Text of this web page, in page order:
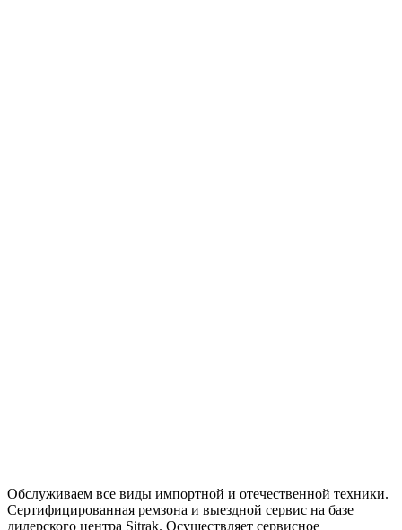
Обслуживаем все виды импортной и отечественной техники.
Сертифицированная ремзона и выездной сервис на базе
дилерского центра Sitrak. Осуществляет сервисное